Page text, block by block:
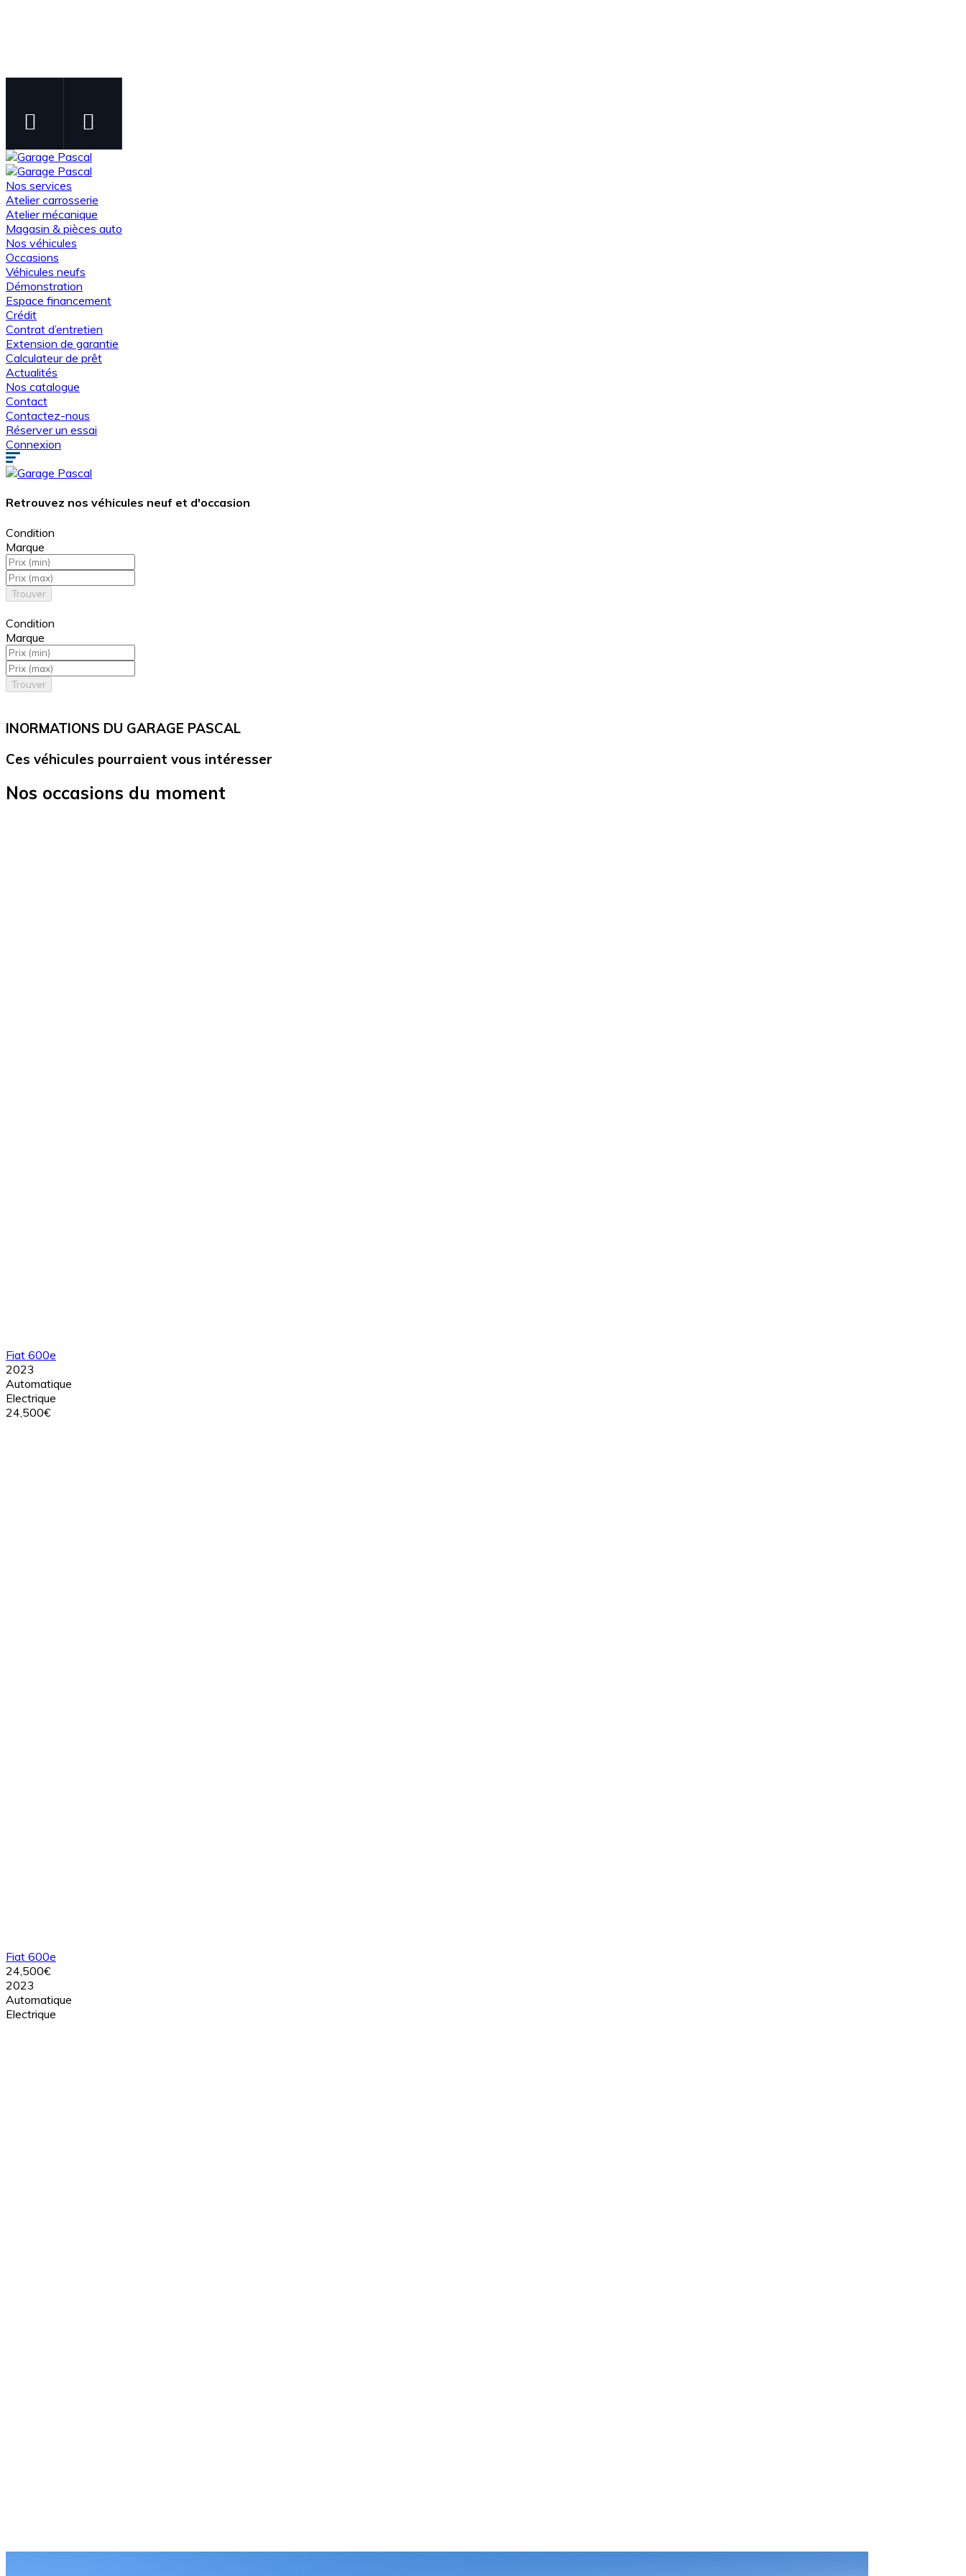
Nos services
Atelier carrosserie
Atelier mécanique
Magasin & pièces auto
Nos véhicules
Occasions
Véhicules neufs
Démonstration
Espace financement
Crédit
Contrat d’entretien
Extension de garantie
Calculateur de prêt
Actualités
Nos catalogue
Contact
Contactez-nous
Réserver un essai
Connexion
Retrouvez nos véhicules neuf et d'occasion
Condition
Marque
Trouver
Condition
Marque
Trouver
INORMATIONS DU GARAGE PASCAL
Ces véhicules pourraient vous intéresser
Nos occasions du moment
Fiat 600e
2023
Automatique
Electrique
24,500€
Fiat 600e
24,500€
2023
Automatique
Electrique